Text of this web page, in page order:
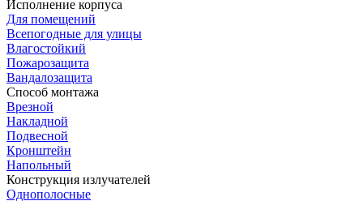
Исполнение корпуса
Для помещений
Всепогодные для улицы
Влагостойкий
Пожарозащита
Вандалозащита
Способ монтажа
Врезной
Накладной
Подвесной
Кронштейн
Напольный
Конструкция излучателей
Однополосные